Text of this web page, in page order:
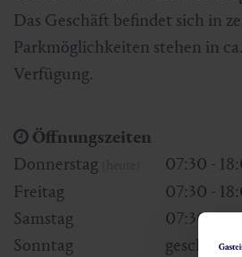
Das Geschäft befindet sich in
Parkmöglichkeiten stehen in
Verfügung.
Öffnungszeiten
Donnerstag
07:30 -
Freitag
07:30 -
Samstag
07:30 -
Sonntag